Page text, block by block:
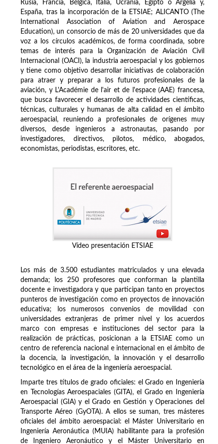
Rusia, Francia, Bélgica, Italia, Ucrania, Egipto o Argelia y,
España, tras la incorporación de la ETSIAE; ALICANTO (The
International Association of Aviation and Aerospace
Education), un consorcio de más de 20 universidades que da
voz a los círculos académicos, de forma coordinada, sobre
temas de interés para la Organización de Aviación Civil
Internacional (OACI), la industria aeroespacial y los gobiernos
y tiene como objetivo desarrollar iniciativas de colaboración
para atraer y preparar a los futuros profesionales de la
aviación, y L'Académie de l'air et de l'espace (AAE) francesa,
que busca favorecer el desarrollo de actividades científicas,
técnicas, culturales y humanas de alta calidad en el ámbito
aeroespacial, reuniendo a profesionales de orígenes muy
diversos, desde ingenieros a astronautas, pasando por
investigadores, directivos, pilotos, médico, abogados,
economistas, periodistas, escritores, etc.
Vídeo presentación ETSIAE
Los más de 3.500 estudiantes matriculados y una elevada
demanda; los 250 profesores que conforman la plantilla
docente e investigadora y que participan tanto en proyectos
punteros de investigación como en proyectos de innovación
educativa; los numerosos convenios de movilidad con
universidades extranjeras de primer nivel y los acuerdos
marco con empresas e instituciones del sector para la
realización de prácticas, posicionan a la ETSIAE como un
centro de referencia nacional e internacional en el ámbito de
la docencia, la investigación, la innovación y el desarrollo
tecnológico en el área de la ingeniería aeroespacial.
Imparte tres títulos de grado oficiales: el Grado en Ingeniería
en Tecnologías Aeroespaciales (GITA), el Grado en Ingeniería
Aeroespacial (GIA) y el Grado en Gestión y Operaciones del
Transporte Aéreo (GyOTA). A ellos se suman, tres másteres
oficiales del ámbito aeroespacial: el Máster Universitario en
Ingeniería Aeronáutica (MUIA) habilitante para la profesión
de Ingeniero Aeronáutico y el Máster Universitario en